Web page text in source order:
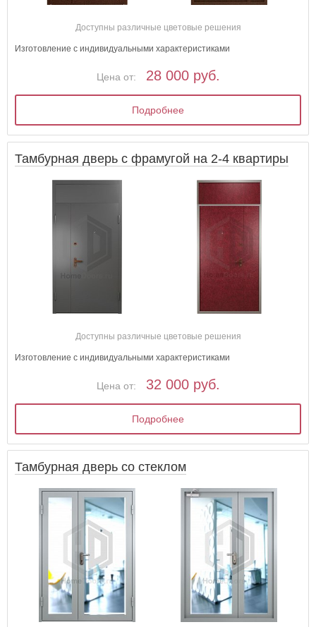
Доступны различные цветовые решения
Изготовление с индивидуальными характеристиками
Цена от: 28 000 руб.
Подробнее
Тамбурная дверь с фрамугой на 2-4 квартиры
Доступны различные цветовые решения
Изготовление с индивидуальными характеристиками
Цена от: 32 000 руб.
Подробнее
Тамбурная дверь со стеклом